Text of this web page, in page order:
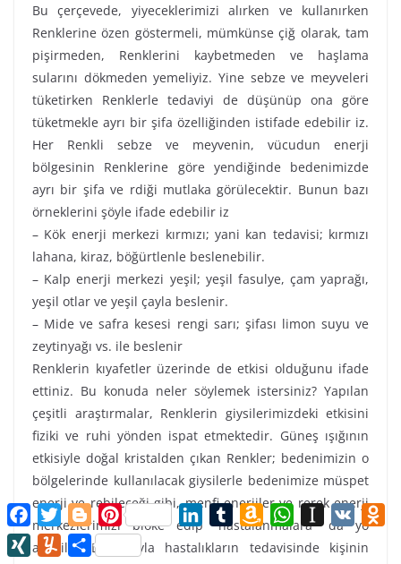
Bu çerçevede, yiyeceklerimizi alırken ve kullanırken
Renklerine özen göstermeli, mümkünse çiğ olarak, tam
pişirmeden, Renklerini kaybetmeden ve haşlama
sularını dökmeden yemeliyiz. Yine sebze ve meyveleri
tüketirken Renklerle tedaviyi de düşünüp ona göre
tüketmekle ayrı bir şifa özelliğinden istifade edebilir iz.
Her Renkli sebze ve meyvenin, vücudun enerji
bölgesinin Renklerine göre yendiğinde bedenimizde
ayrı bir şifa ve rdiği mutlaka görülecektir. Bunun bazı
örneklerini şöyle ifade edebilir iz
– Kök enerji merkezi kırmızı; yani kan tedavisi; kırmızı
lahana, kiraz, böğürtlenle beslenebilir.
– Kalp enerji merkezi yeşil; yeşil fasulye, çam yaprağı,
yeşil otlar ve yeşil çayla beslenir.
– Mide ve safra kesesi rengi sarı; şifası limon suyu ve
zeytinyağı vs. ile beslenir
Renklerin kıyafetler üzerinde de etkisi olduğunu ifade
ettiniz. Bu konuda neler söylemek istersiniz? Yapılan
çeşitli araştırmalar, Renklerin giysilerimizdeki etkisini
fiziki ve ruhi yönden ispat etmektedir. Güneş ışığının
etkisiyle doğal kristalden çıkan Renkler; bedenimizin o
bölgelerinde kullanılacak giysilerle bedenimize müspet
enerji ve rebileceği gibi, menfi enerjiler ve rerek enerji
merkezlerimizi bloke edip “hastalanmalara” da yo
açabilir. Dolayısıyla hastalıkların tedavisinde kişinin
F
a
e
T
w
i
t
B
l
o
g
P
n
t
L
n
k
T
u
b
A
m
a
z
W
h
a
t
I
n
s
V
K
X
I
Y
u
S
h